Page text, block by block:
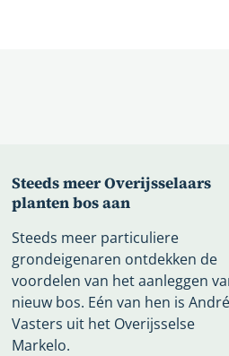
Steeds meer Overijsselaars
planten bos aan
Steeds meer particuliere
grondeigenaren ontdekken de
voordelen van het aanleggen
nieuw bos. Eén van hen is André
Vasters uit het Overijsselse
Markelo.